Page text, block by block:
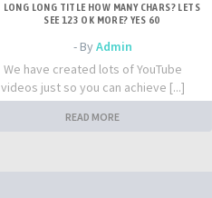
LONG LONG TITLE HOW MANY CHARS? LETS
SEE 123 OK MORE? YES 60
- ByAdmin
We have created lots of YouTube
videos just so you can achieve [...]
READ MORE